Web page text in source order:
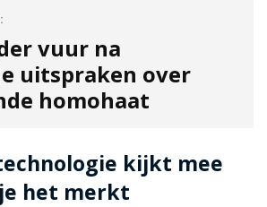
vuur na
uitspraken over
homohaat
kijkt mee
het merkt